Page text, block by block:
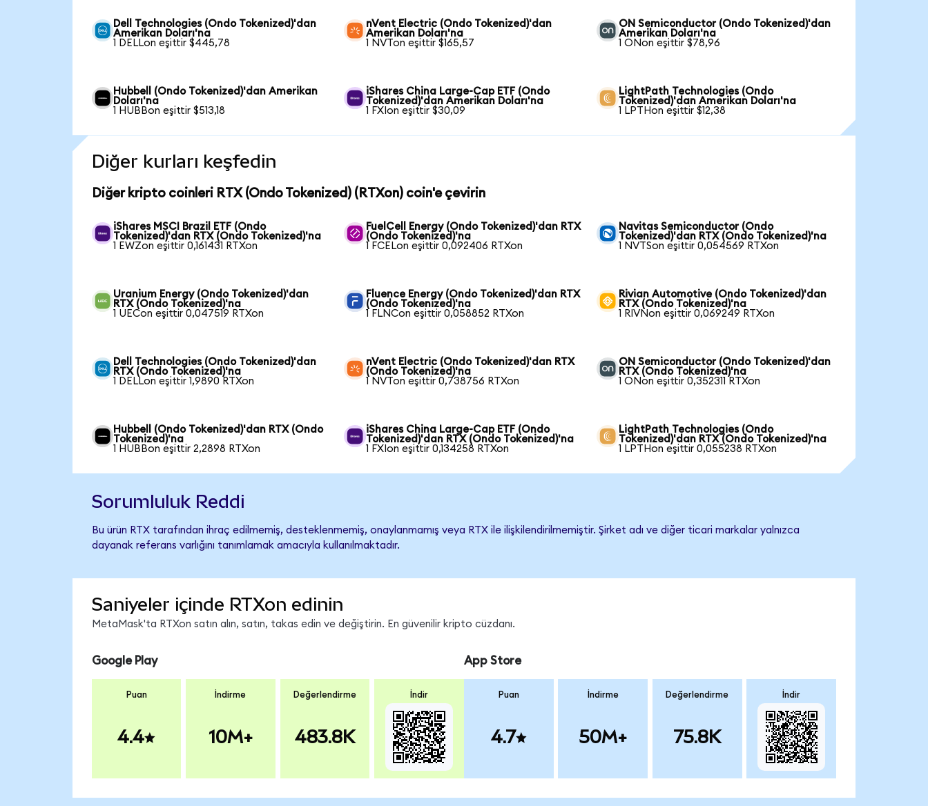
Dell Technologies (Ondo Tokenized)'dan
Amerikan Doları'na
1 DELLon eşittir $445,78
nVent Electric (Ondo Tokenized)'dan
Amerikan Doları'na
1 NVTon eşittir $165,57
ON Semiconductor (Ondo Tokenized)'dan
Amerikan Doları'na
1 ONon eşittir $78,96
Hubbell (Ondo Tokenized)'dan Amerikan
Doları'na
1 HUBBon eşittir $513,18
iShares China Large-Cap ETF (Ondo
Tokenized)'dan Amerikan Doları'na
1 FXIon eşittir $30,09
LightPath Technologies (Ondo
Tokenized)'dan Amerikan Doları'na
1 LPTHon eşittir $12,38
Diğer kurları keşfedin
Diğer kripto coinleri RTX (Ondo Tokenized) (RTXon) coin'e çevirin
iShares MSCI Brazil ETF (Ondo
Tokenized)'dan RTX (Ondo Tokenized)'na
1 EWZon eşittir 0,161431 RTXon
FuelCell Energy (Ondo Tokenized)'dan RTX
(Ondo Tokenized)'na
1 FCELon eşittir 0,092406 RTXon
Navitas Semiconductor (Ondo
Tokenized)'dan RTX (Ondo Tokenized)'na
1 NVTSon eşittir 0,054569 RTXon
Uranium Energy (Ondo Tokenized)'dan
RTX (Ondo Tokenized)'na
1 UECon eşittir 0,047519 RTXon
Fluence Energy (Ondo Tokenized)'dan RTX
(Ondo Tokenized)'na
1 FLNCon eşittir 0,058852 RTXon
Rivian Automotive (Ondo Tokenized)'dan
RTX (Ondo Tokenized)'na
1 RIVNon eşittir 0,069249 RTXon
Dell Technologies (Ondo Tokenized)'dan
RTX (Ondo Tokenized)'na
1 DELLon eşittir 1,9890 RTXon
nVent Electric (Ondo Tokenized)'dan RTX
(Ondo Tokenized)'na
1 NVTon eşittir 0,738756 RTXon
ON Semiconductor (Ondo Tokenized)'dan
RTX (Ondo Tokenized)'na
1 ONon eşittir 0,352311 RTXon
Hubbell (Ondo Tokenized)'dan RTX (Ondo
Tokenized)'na
1 HUBBon eşittir 2,2898 RTXon
iShares China Large-Cap ETF (Ondo
Tokenized)'dan RTX (Ondo Tokenized)'na
1 FXIon eşittir 0,134258 RTXon
LightPath Technologies (Ondo
Tokenized)'dan RTX (Ondo Tokenized)'na
1 LPTHon eşittir 0,055238 RTXon
Sorumluluk Reddi
Bu ürün RTX tarafından ihraç edilmemiş, desteklenmemiş, onaylanmamış veya RTX ile ilişkilendirilmemiştir. Şirket adı ve diğer ticari markalar yalnızca
dayanak referans varlığını tanımlamak amacıyla kullanılmaktadır.
Saniyeler içinde RTXon edinin
MetaMask'ta RTXon satın alın, satın, takas edin ve değiştirin. En güvenilir kripto cüzdanı.
Google Play
Puan
4.4
İndirme
10M+
Değerlendirme
483.8K
İndir
App Store
Puan
4.7
İndirme
50M+
Değerlendirme
75.8K
İndir